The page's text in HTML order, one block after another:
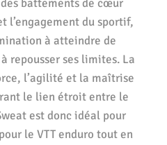
battements de cœur
l’engagement du sportif,
à atteindre de
repousser ses limites. La
l’agilité et la maîtrise
le lien étroit entre le
est donc idéal pour
le VTT enduro tout en